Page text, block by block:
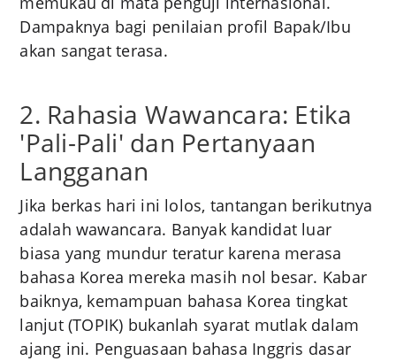
Dampaknya bagi penilaian profil Bapak/Ibu
akan sangat terasa.
2. Rahasia Wawancara: Etika
'Pali-Pali' dan Pertanyaan
Langganan
Jika berkas hari ini lolos, tantangan berikutnya
adalah wawancara. Banyak kandidat luar
biasa yang mundur teratur karena merasa
bahasa Korea mereka masih nol besar. Kabar
baiknya, kemampuan bahasa Korea tingkat
lanjut (TOPIK) bukanlah syarat mutlak dalam
ajang ini. Penguasaan bahasa Inggris dasar